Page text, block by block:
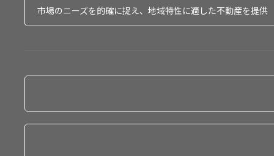
市場のニーズを的確に捉え、地域特性に適した不動産を提供